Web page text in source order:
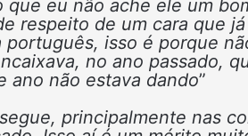
eu não ache ele um
respeito de um cara que
isso é porque
no ano passado,
ano não estava dando”
principalmente nas